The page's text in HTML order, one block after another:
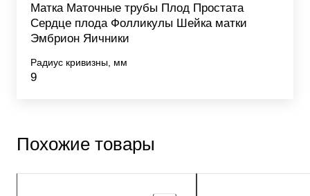
Матка Маточные трубы Плод Простата
Сердце плода Фолликулы Шейка матки
Эмбрион Яичники
Радиус кривизны, мм
9
Похожие товары